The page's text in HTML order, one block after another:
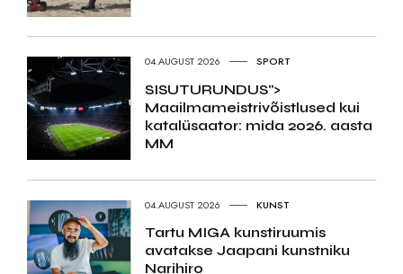
04.AUGUST 2026 SPORT
SISUTURUNDUS">
Maailmameistrivõistlused kui
katalüsaator: mida 2026. aasta
MM
04.AUGUST 2026 KUNST
Tartu MIGA kunstiruumis
avatakse Jaapani kunstniku
Narihiro